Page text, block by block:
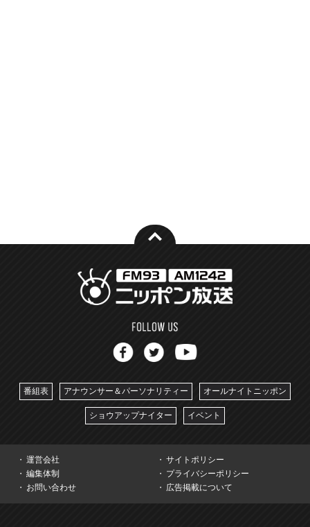
番組表 アナウンサー＆パーソナリティー オールナイトニッポン
ショウアップナイター イベント
運営会社
サイトポリシー
編集体制
プライバシーポリシー
お問い合わせ
広告掲載について